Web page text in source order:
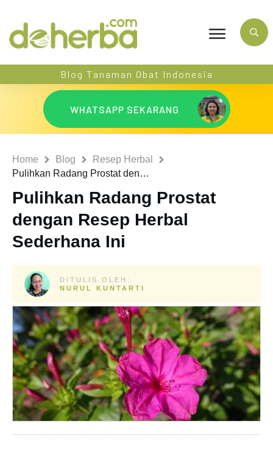
Blog Tanaman Obat Indonesia
WHATSAPP SEKARANG
Home Blog
Resep Herbal
Pulihkan Radang Prostat dengan Resep Herbal Sederhana Ini
Pulihkan Radang Prostat
dengan Resep Herbal
Sederhana Ini
DITULIS OLEH:
NURUL KUNTARTI